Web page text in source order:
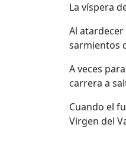
La víspera
Al
sarmientos
A veces
carrera a
Cuando el
Virgen del